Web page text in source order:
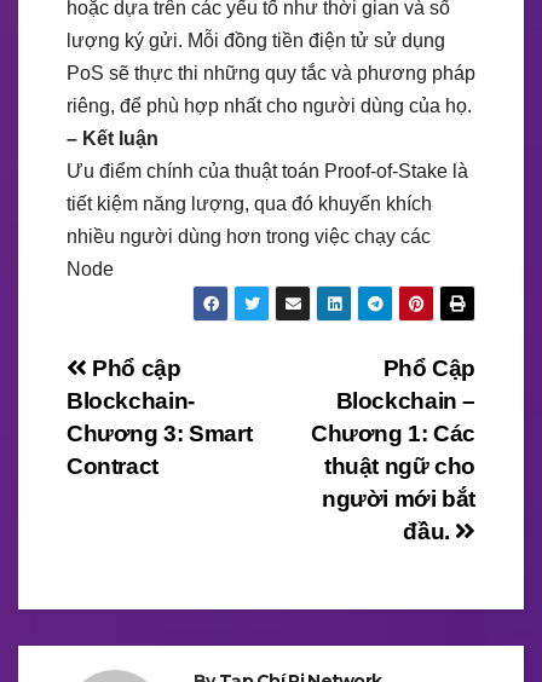
hoặc dựa trên các yếu tố như thời gian và số
lượng ký gửi. Mỗi đồng tiền điện tử sử dụng
PoS sẽ thực thi những quy tắc và phương pháp
riêng, để phù hợp nhất cho người dùng của họ.
– Kết luận
Ưu điểm chính của thuật toán Proof-of-Stake là
tiết kiệm năng lượng, qua đó khuyến khích
nhiều người dùng hơn trong việc chạy các
Node
Điều
hướng
bài
Phổ Cập
Blockchain –
Chương 1: Các
thuật ngữ cho
người mới bắt
đầu.
Phổ cập
Blockchain-
Chương 3: Smart
Contract